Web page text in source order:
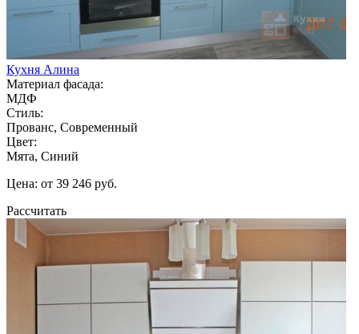
Кухня Алина
Материал фасада:
МДФ
Стиль:
Прованс, Современный
Цвет:
Мята, Синий
Цена: от 39 246 руб.
Рассчитать